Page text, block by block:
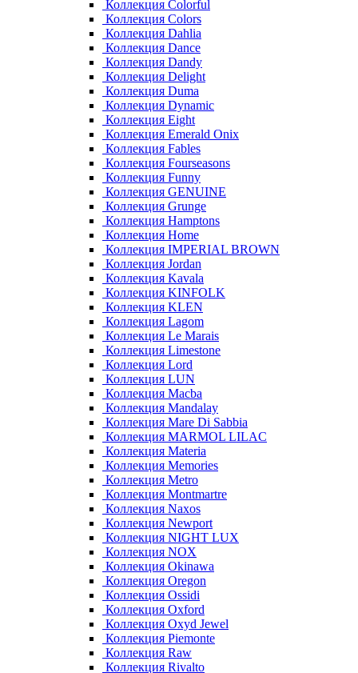
Коллекция Colorful
Коллекция Colors
Коллекция Dahlia
Коллекция Dance
Коллекция Dandy
Коллекция Delight
Коллекция Duma
Коллекция Dynamic
Коллекция Eight
Коллекция Emerald Onix
Коллекция Fables
Коллекция Fourseasons
Коллекция Funny
Коллекция GENUINE
Коллекция Grunge
Коллекция Hamptons
Коллекция Home
Коллекция IMPERIAL BROWN
Коллекция Jordan
Коллекция Kavala
Коллекция KINFOLK
Коллекция KLEN
Коллекция Lagom
Коллекция Le Marais
Коллекция Limestone
Коллекция Lord
Коллекция LUN
Коллекция Macba
Коллекция Mandalay
Коллекция Mare Di Sabbia
Коллекция MARMOL LILAC
Коллекция Materia
Коллекция Memories
Коллекция Metro
Коллекция Montmartre
Коллекция Naxos
Коллекция Newport
Коллекция NIGHT LUX
Коллекция NOX
Коллекция Okinawa
Коллекция Oregon
Коллекция Ossidi
Коллекция Oxford
Коллекция Oxyd Jewel
Коллекция Piemonte
Коллекция Raw
Коллекция Rivalto